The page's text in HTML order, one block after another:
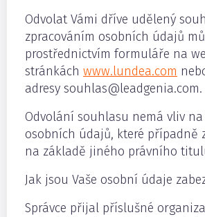
Odvolat Vámi dříve udělený
zpracováním osobních údajů
prostřednictvím formuláře na
stránkách www.lundea.com
adresy souhlas@leadgenia.com.
Odvolání souhlasu nemá vliv
osobních údajů, které případně
na základě jiného právního
Jak jsou Vaše osobní údaje
Správce přijal příslušné